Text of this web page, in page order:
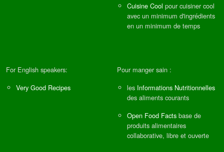
Cuisine Cool pour cuisiner cool
avec un minimum d'ingrédients
en un minimum de temps
For English speakers:
Very Good Recipes
Pour manger sain :
les Informations Nutritionnelles
des aliments courants
Open Food Facts base de
produits alimentaires
collaborative, libre et ouverte